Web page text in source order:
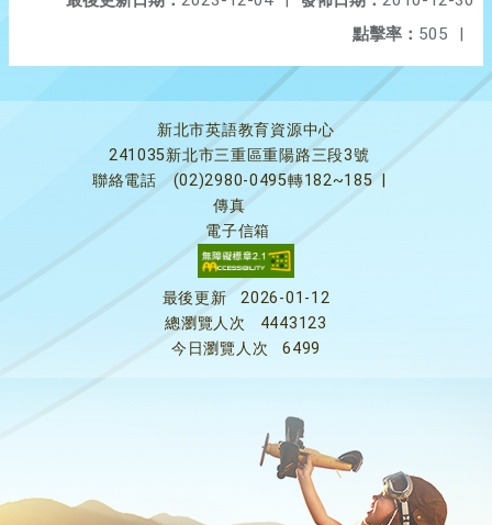
點擊率： 505 |
新北市英語教育資源中心
241035新北市三重區重陽路三段3號
聯絡電話
(02)2980-0495轉182~185
傳真
電子信箱
最後更新
2026-01-12
總瀏覽人次
4443123
今日瀏覽人次
6499